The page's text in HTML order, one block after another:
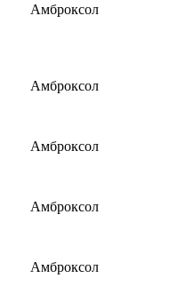
Амброксол
Амброксол
Амброксол
Амброксол
Амброксол